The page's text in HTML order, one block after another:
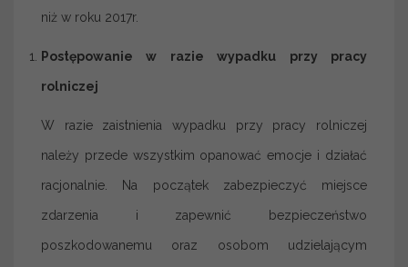
niż w roku 2017r.
Postępowanie w razie wypadku przy pracy
rolniczej
W razie zaistnienia wypadku przy pracy rolniczej
należy przede wszystkim opanować emocje i działać
racjonalnie. Na początek zabezpieczyć miejsce
zdarzenia i zapewnić bezpieczeństwo
poszkodowanemu oraz osobom udzielającym